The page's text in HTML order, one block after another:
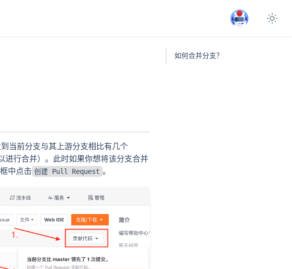
当前分支与其上游分支相比有几个
行合并）。此时如果你想将该分支合并
中点击 创建 Pull Request 。
如何合并分支？